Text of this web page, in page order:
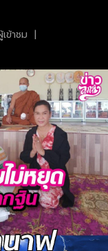
ข้าชม |